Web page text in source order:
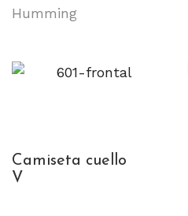
Humming
Camiseta cuello
V